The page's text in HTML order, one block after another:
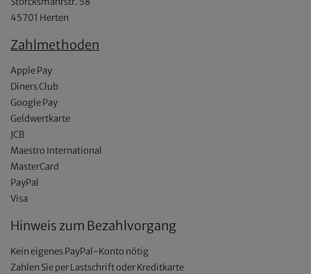
45701 Herten
Zahlmethoden
Apple Pay
Diners Club
Google Pay
Geldwertkarte
JCB
Maestro International
MasterCard
PayPal
Visa
Hinweis zum Bezahlvorgang
Kein eigenes PayPal-Konto nötig
Zahlen Sie per Lastschrift oder Kreditkarte